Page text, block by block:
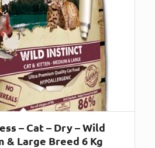
– Cat – Dry – Wild
& Large Breed 6 Kg